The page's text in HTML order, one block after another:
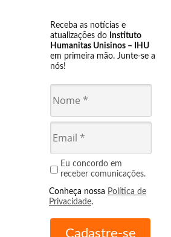
Receba as notícias e
atualizações do Instituto
Humanitas Unisinos – IHU
em primeira mão. Junte-se a
nós!
Eu concordo em
receber comunicações.
Conheça nossa Política de
Privacidade.